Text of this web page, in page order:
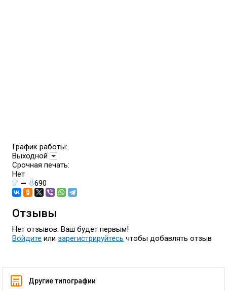
График работы:
Выходной
Срочная печать:
Нет
—
690
Отзывы
Нет отзывов. Ваш будет первым!
Войдите или зарегистрируйтесь чтобы добавлять отзыв
Другие типографии